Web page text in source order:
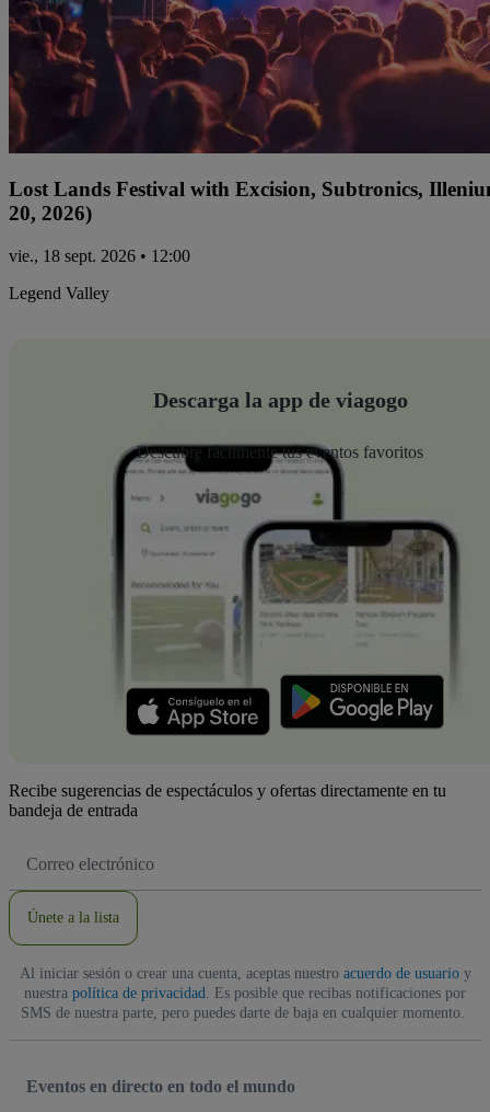
Lost Lands Festival with Excision, Subtronics,
20, 2026)
vie., 18 sept. 2026 • 12:00
Legend Valley
Descarga la app de viagogo
Descubre fácilmente tus eventos favoritos
Recibe sugerencias de espectáculos y ofertas directamente en tu
bandeja de entrada
de
Únete a la lista
Al iniciar sesión o crear una cuenta, aceptas nuestro acuerdo de usuarioy
nuestra política de privacidad. Es posible que recibas notificaciones por
SMS de nuestra parte, pero puedes darte de baja en cualquier momento.
Eventos en directo en todo el mundo